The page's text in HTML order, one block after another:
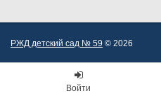
РЖД детский сад № 59 © 2026
Войти